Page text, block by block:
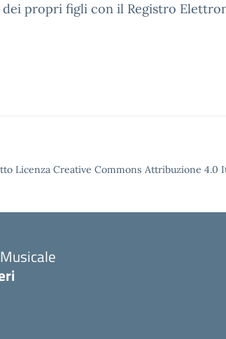
dei propri figli con il Registro
Licenza Creative Commons Attribuzione 4.0